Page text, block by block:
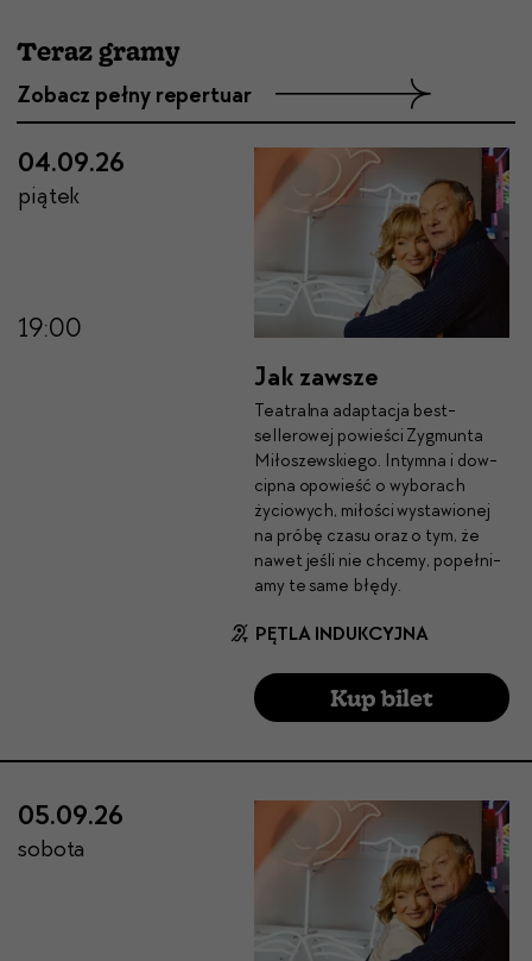
Teraz gramy
Zobacz pełny repertuar
04.09.26
19:00
piątek
PĘTLA INDUKCYJNA
Jak zawsze
Teatral­na adap­tac­ja best­
sellerowej powieś­ci Zyg­mun­ta
Miłoszewskiego. Intym­na i dow­
cip­na opowieść o wyb­o­rach
życiowych, miłoś­ci wys­taw­ionej
na próbę cza­su oraz o tym, że
nawet jeśli nie chce­my, popeł­ni­
amy te same błędy.
Kup bilet
05.09.26
sobota